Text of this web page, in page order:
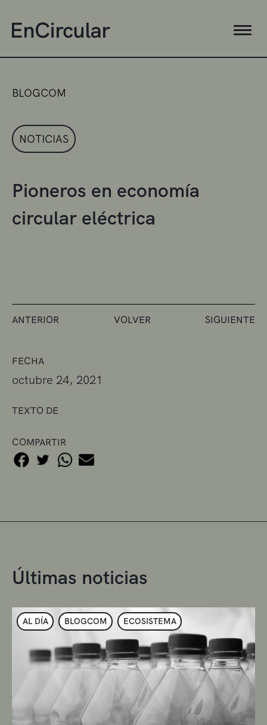
FECHA
octubre 24, 2021
TEXTO DE
COMPARTIR
BLOGCOM
NOTICIAS
Pioneros en economía
circular eléctrica
ANTERIOR VOLVER SIGUIENTE
Últimas noticias
AL DÍA BLOGCOM ECOSISTEMA